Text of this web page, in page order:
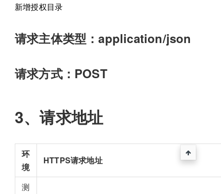
新增授权目录
请求主体类型：application/json
请求方式：POST
3、请求地址
环
境
HTTPS请求地址
测